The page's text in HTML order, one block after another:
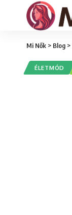
Mi Nők > Blog >
ÉLETMÓD